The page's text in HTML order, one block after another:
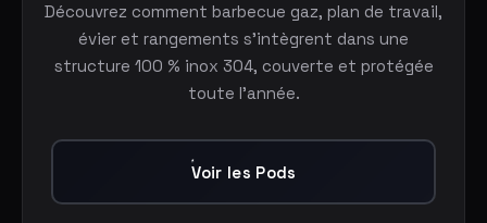
Découvrez comment barbecue gaz, plan de travail,
évier et rangements s'intègrent dans une
structure 100 % inox 304, couverte et protégée
toute l'année.
Voir les Pods